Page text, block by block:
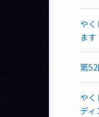
や
ます
第
や
ディ